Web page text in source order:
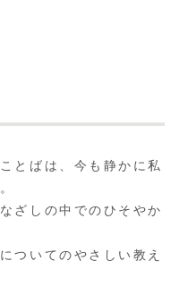
とばは、今も静かに私
ざしの中でのひそやか
ついてのやさしい教え